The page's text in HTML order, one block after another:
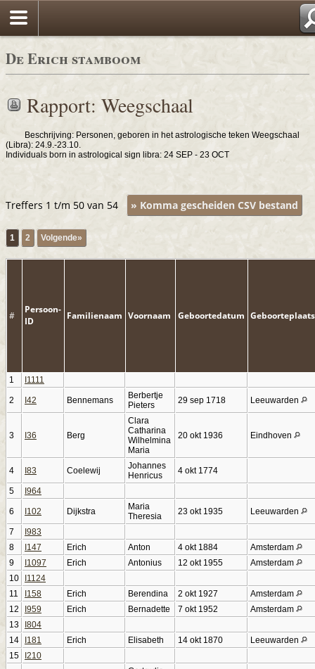
De Erich stamboom
Rapport: Weegschaal
Beschrijving: Personen, geboren in het astrologische teken Weegschaal
(Libra): 24.9.-23.10.
Individuals born in astrological sign libra: 24 SEP - 23 OCT
Treffers 1 t/m 50 van 54 » Komma gescheiden CSV bestand
1 2 Volgende»
#
Persoon-
ID
Familienaam Voornaam Geboortedatum Geboorteplaats
1 I1111
2 I42 Bennemans
Berbertje
Pieters
29 sep 1718 Leeuwarden
3 I36 Berg
Clara
Catharina
Wilhelmina
Maria
20 okt 1936 Eindhoven
4 I83 Coelewij
Johannes
Henricus
4 okt 1774
5 I964
6 I102 Dijkstra
Maria
Theresia
23 okt 1935 Leeuwarden
7
I983
8
I147 Erich Anton 4 okt 1884
Amsterdam
9
I1097 Erich Antonius 12 okt 1955
Amsterdam
10
I1124
11
I158 Erich Berendina 2 okt 1927
Amsterdam
12
I959 Erich Bernadette 7 okt 1952
Amsterdam
13
I804
14
I181 Erich Elisabeth 14 okt 1870
Leeuwarden
15
I210